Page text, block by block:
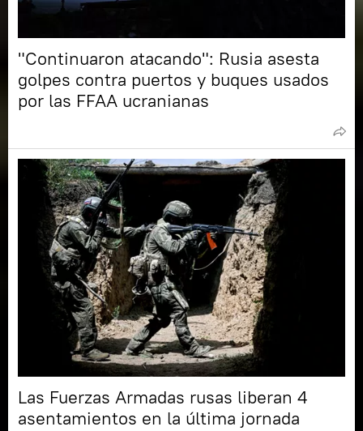
"Continuaron atacando": Rusia asesta
golpes contra puertos y buques usados
por las FFAA ucranianas
Las Fuerzas Armadas rusas liberan 4
asentamientos en la última jornada